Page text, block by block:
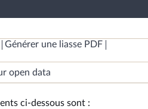
Générer une liasse PDF
open data
ci-dessous sont :